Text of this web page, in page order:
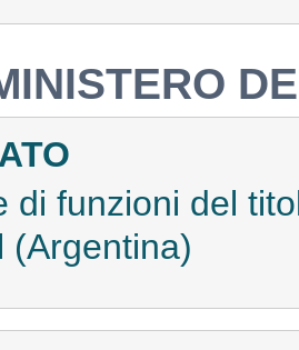
di funzioni del
(Argentina)